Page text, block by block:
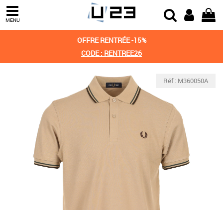
MENU
OFFRE RENTRÉE -15%
CODE : RENTREE26
Réf : M360050A